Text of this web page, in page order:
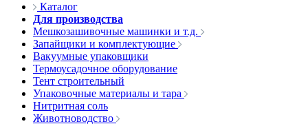
Каталог
Для производства
Мешкозашивочные машинки и т.д.
Запайщики и комплектующие
Вакуумные упаковщики
Термоусадочное оборудование
Тент строительный
Упаковочные материалы и тара
Нитритная соль
Животноводство